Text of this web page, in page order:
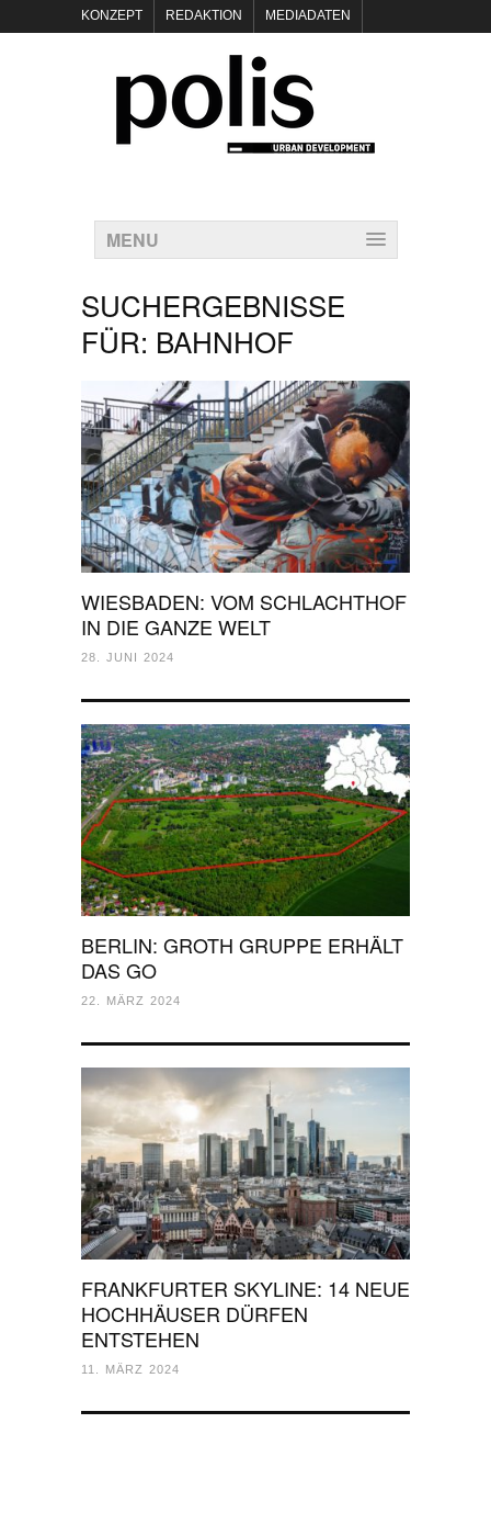
KONZEPT REDAKTION MEDIADATEN
POLIS KEYNOTES
KONTAKT DATENSCHUTZ IMPRESSUM
MENU
SUCHERGEBNISSE
FÜR: BAHNHOF
WIESBADEN: VOM SCHLACHTHOF
IN DIE GANZE WELT
28. JUNI 2024
BERLIN: GROTH GRUPPE ERHÄLT
DAS GO
22. MÄRZ 2024
FRANKFURTER SKYLINE: 14 NEUE
HOCHHÄUSER DÜRFEN
ENTSTEHEN
11. MÄRZ 2024